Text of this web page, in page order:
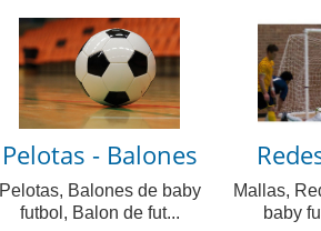
Pelotas - Balones
Pelotas, Balones de baby
futbol, Balon de fut...
Mallas,
baby